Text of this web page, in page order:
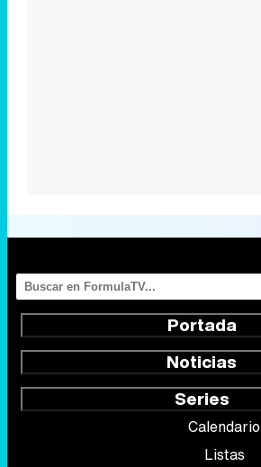
Portada
Noticias
Series
Calendario
Listas